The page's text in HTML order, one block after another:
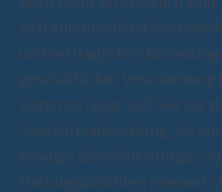
sich entsprechend der
und vertraglichen
geschäftlicher Verarbeitung
Daten so lange auf, wie sie
Geschäftsabwicklung, als
etwaige Gewährleistungs-
Haftungspflichten relevant